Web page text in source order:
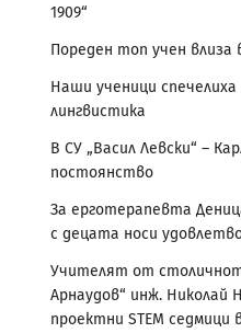
1909“
Пореден топ учен влиза
Наши ученици
лингвистика
В СУ „Васил Левски“ –
постоянство
За ерготерапевта
с децата носи
Учителят от
Арнаудов“ инж. Николай
проектни STEM седмици